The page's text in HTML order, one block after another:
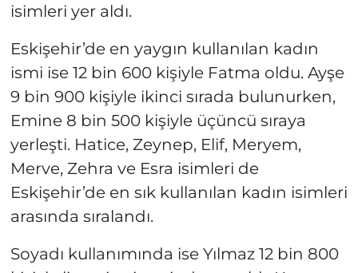
isimleri yer aldı.
Eskişehir’de en yaygın kullanılan kadın
ismi ise 12 bin 600 kişiyle Fatma oldu. Ayşe
9 bin 900 kişiyle ikinci sırada bulunurken,
Emine 8 bin 500 kişiyle üçüncü sıraya
yerleşti. Hatice, Zeynep, Elif, Meryem,
Merve, Zehra ve Esra isimleri de
Eskişehir’de en sık kullanılan kadın isimleri
arasında sıralandı.
Soyadı kullanımında ise Yılmaz 12 bin 800